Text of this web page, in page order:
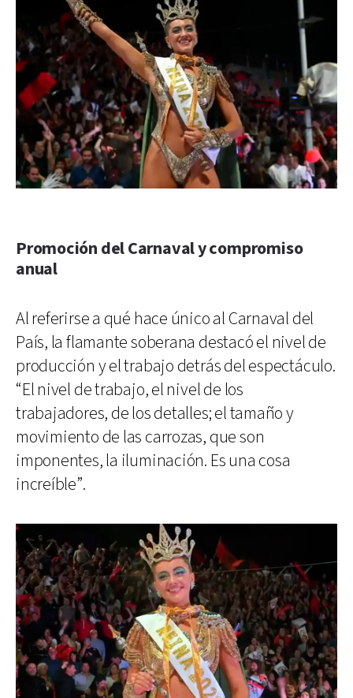
Promoción del Carnaval y compromiso
anual
Al referirse a qué hace único al Carnaval del
País, la flamante soberana destacó el nivel de
producción y el trabajo detrás del espectáculo.
“El nivel de trabajo, el nivel de los
trabajadores, de los detalles; el tamaño y
movimiento de las carrozas, que son
imponentes, la iluminación. Es una cosa
increíble”.